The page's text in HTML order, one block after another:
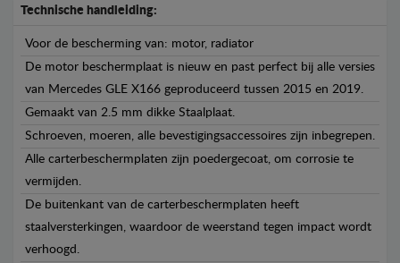
Technische handleiding:
Voor de bescherming van: motor, radiator
De motor beschermplaat is nieuw en past perfect bij alle versies
van Mercedes GLE X166 geproduceerd tussen 2015 en 2019.
Gemaakt van 2.5 mm dikke Staalplaat.
Schroeven, moeren, alle bevestigingsaccessoires zijn inbegrepen.
Alle carterbeschermplaten zijn poedergecoat, om corrosie te
vermijden.
De buitenkant van de carterbeschermplaten heeft
staalversterkingen, waardoor de weerstand tegen impact wordt
verhoogd.